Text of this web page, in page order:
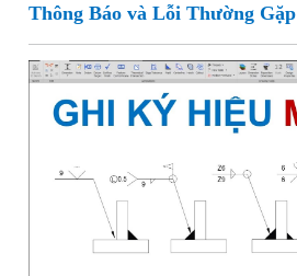
Thông Báo và Lỗi Thường Gặp